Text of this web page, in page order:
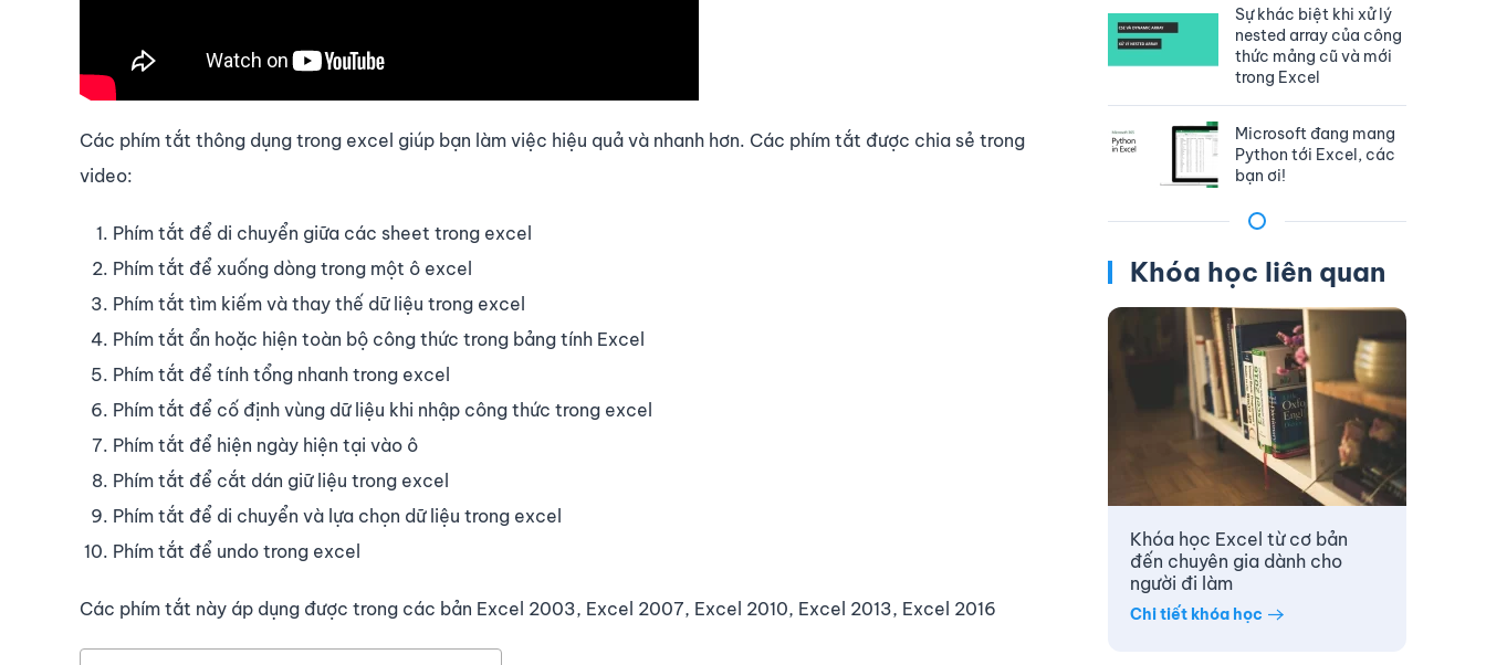
Các phím tắt thông dụng trong excel giúp bạn làm việc hiệu quả và nhanh hơn. Các phím tắt được chia sẻ trong
video:
Phím tắt để di chuyển giữa các sheet trong excel
Phím tắt để xuống dòng trong một ô excel
Phím tắt tìm kiếm và thay thế dữ liệu trong excel
Phím tắt ẩn hoặc hiện toàn bộ công thức trong bảng tính Excel
Phím tắt để tính tổng nhanh trong excel
Phím tắt để cố định vùng dữ liệu khi nhập công thức trong excel
Phím tắt để hiện ngày hiện tại vào ô
Phím tắt để cắt dán giữ liệu trong excel
Phím tắt để di chuyển và lựa chọn dữ liệu trong excel
Phím tắt để undo trong excel
Các phím tắt này áp dụng được trong các bản Excel 2003, Excel 2007, Excel 2010, Excel 2013, Excel 2016
Sự khác biệt khi xử lý
nested array của công
thức mảng cũ và mới
trong Excel
Microsoft đang mang
Python tới Excel, các
bạn ơi!
Khóa học liên quan
Khóa học Excel từ cơ bản
đến chuyên gia dành cho
người đi làm
Chi tiết khóa học